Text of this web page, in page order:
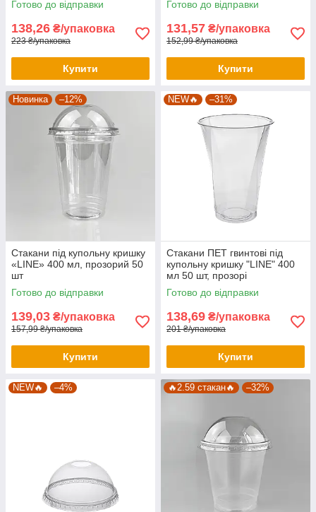
Готово до відправки
138,26 ₴/упаковка
223 ₴/упаковка
Купити
Готово до відправки
131,57 ₴/упаковка
152,99 ₴/упаковка
Купити
Новинка –12%
Стакани під купольну кришку
«LINE» 400 мл, прозорий 50
шт
Готово до відправки
139,03 ₴/упаковка
157,99 ₴/упаковка
Купити
NEW🔥 –31%
Стакани ПЕТ гвинтові під
купольну кришку "LINE" 400
мл 50 шт, прозорі
Готово до відправки
138,69 ₴/упаковка
201 ₴/упаковка
Купити
NEW🔥 –4% 🔥2.59 стакан🔥 –32%